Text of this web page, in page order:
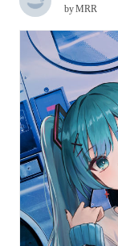
byMRR